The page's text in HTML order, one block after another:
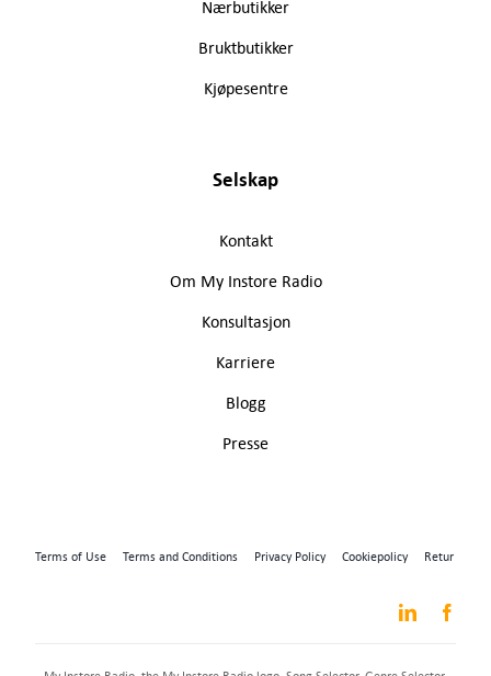
Nærbutikker
Bruktbutikker
Kjøpesentre
Selskap
Kontakt
Om My Instore Radio
Konsultasjon
Karriere
Blogg
Presse
Terms of Use Terms and Conditions Privacy Policy Cookiepolicy Retur